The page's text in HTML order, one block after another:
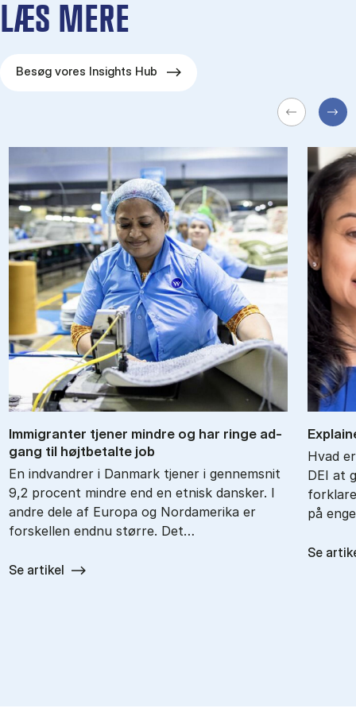
LÆS MERE
Besøg vores Insights Hub
Im­mi­gran­ter tje­ner min­dre og har rin­ge ad­
gang til højt­be­tal­te job
En indvandrer i Danmark tjener i gennemsnit
9,2 procent mindre end en etnisk dansker. I
andre dele af Europa og Nordamerika er
forskellen endnu større. Det…
Se artikel
Hvad
DEI at
på
Se